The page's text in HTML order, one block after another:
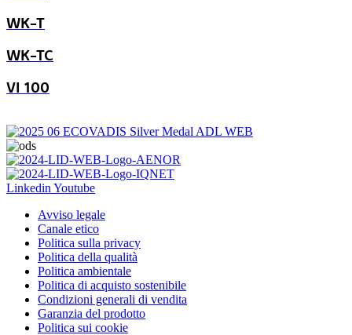
WK-T
WK-TC
VI 100
Linkedin Youtube
Avviso legale
Canale etico
Politica sulla privacy
Politica della qualità
Politica ambientale
Politica di acquisto sostenibile
Condizioni generali di vendita
Garanzia del prodotto
Politica sui cookie